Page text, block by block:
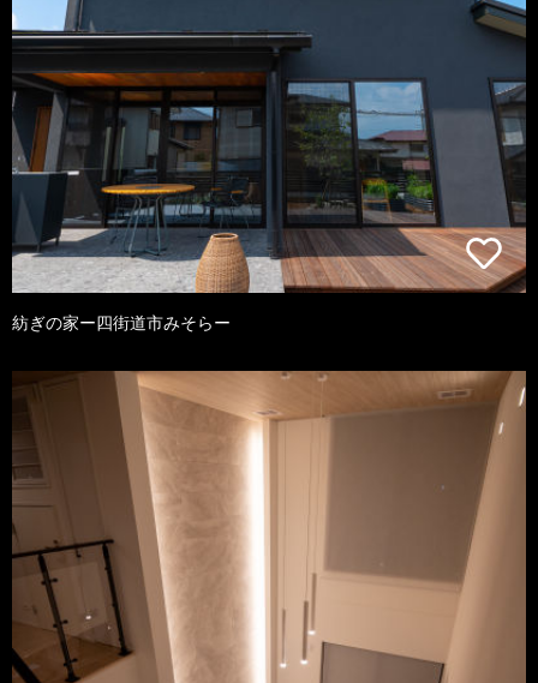
紡ぎの家ー四街道市みそらー